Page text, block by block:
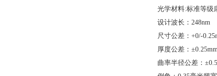
光学材料:标准等级
设计波长：248nm
尺寸公差：+0/-
厚度公差：
曲率半径公差：